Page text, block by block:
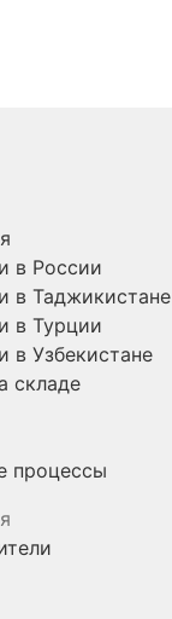
в России
в Таджикистане
в Турции
в Узбекистане
складе
процессы